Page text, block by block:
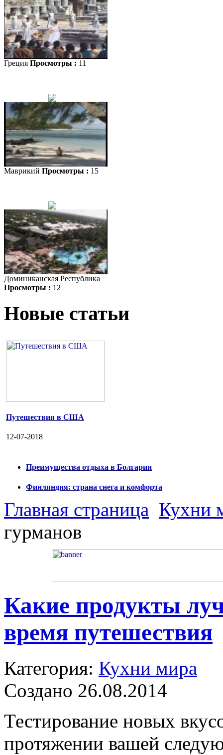
Греция Просмотры : 11
Маврикий Просмотры : 15
Доминиканская Республика
Просмотры : 12
Новые статьи
Путешествия в США
12-07-2018
Преимущества отдыха в Болгарии
Финляндия: страна снега и комфорта
Главная страница Кухни
гурманов
Какие продукты
время путешествия
Категория: Кухни мира
Создано 26.08.2014
Тестирование новых
протяжении вашей